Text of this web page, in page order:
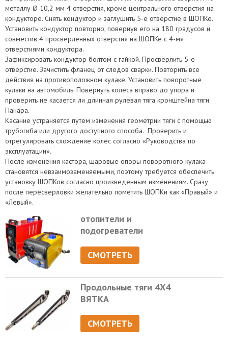
металлу Ø 10,2 мм 4 отверстия, кроме центрального отверстия на
кондукторе. Снять кондуктор и заглушить 5-е отверстие в ШОПКе.
Установить кондуктор повторно, повернув его на 180 градусов и
совместив 4 просверленных отверстия на ШОПКе с 4-мя
отверстиями кондуктора.
Зафиксировать кондуктор болтом с гайкой. Просверлить 5-е
отверстие. Зачистить фланец от следов сварки. Повторить все
действия на противоположном кулаке. Установить поворотные
кулаки на автомобиль. Повернуть колеса вправо до упора и
проверить не касается ли длинная рулевая тяга кронштейна тяги
Панара.
Касание устраняется путем изменения геометрии тяги с помощью
трубогиба или другого доступного способа. Проверить и
отрегулировать схождение колес согласно «Руководства по
эксплуатации».
После изменения кастора, шаровые опоры поворотного кулака
становятся невзаимозаменяемыми, поэтому требуется обеспечить
установку ШОПКов согласно произведенным изменениям. Сразу
после пересверловки желательно пометить ШОПКи как «Правый» и
«Левый».
отопители и
подогреватели
СМОТРЕТЬ
Продольные тяги 4Х4
ВЯТКА
СМОТРЕТЬ